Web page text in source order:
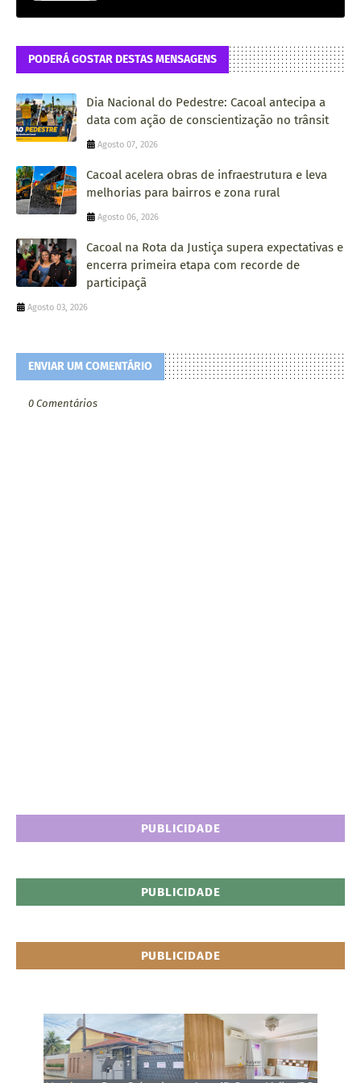
PODERÁ GOSTAR DESTAS MENSAGENS
Dia Nacional do Pedestre: Cacoal antecipa a
data com ação de conscientização no trânsit
Agosto 07, 2026
Cacoal acelera obras de infraestrutura e leva
melhorias para bairros e zona rural
Agosto 06, 2026
Cacoal na Rota da Justiça supera expectativas e
encerra primeira etapa com recorde de
participaçã
Agosto 03, 2026
ENVIAR UM COMENTÁRIO
0 Comentários
PUBLICIDADE
PUBLICIDADE
PUBLICIDADE